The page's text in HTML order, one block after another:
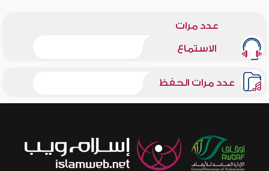
عدد مرات
الاستماع
عدد مرات الحفظ